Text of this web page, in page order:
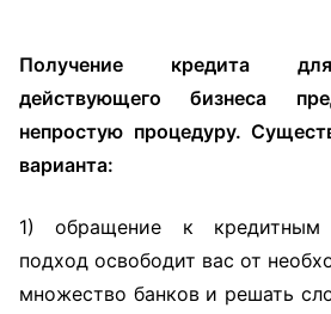
Получение кредита
действующего бизнеса
непростую процедуру.
варианта:
1) обращение к кредитным
подход освободит вас от
множество банков и решать